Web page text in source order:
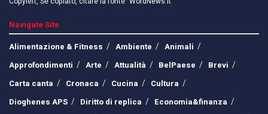
Navigate Site
Alimentazione & Fitness
Ambiente
Animali
Approfondimenti
Arte Attualità BelPaese
Brevi
Carta canta
Cronaca Cucina
Cultura
Dioghenes APS
Diritto di replica
Economia&finanza